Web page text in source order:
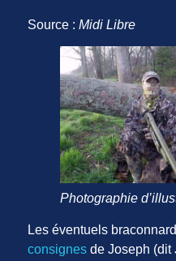
Source :Midi Libre
Photographie
Les éventuels
consignes de Joseph (dit